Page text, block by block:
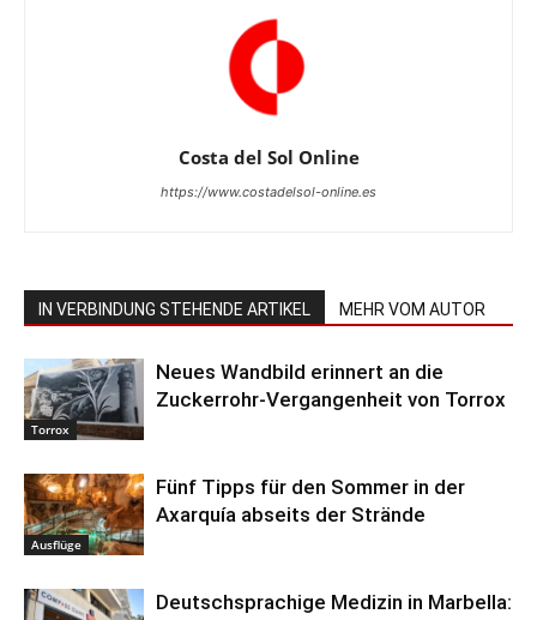
Costa del Sol Online
https://www.costadelsol-online.es
IN VERBINDUNG STEHENDE ARTIKEL MEHR VOM AUTOR
Torrox
Neues Wandbild erinnert an die
Zuckerrohr-Vergangenheit von Torrox
Ausflüge
Fünf Tipps für den Sommer in der
Axarquía abseits der Strände
Deutschsprachige Medizin in Marbella: